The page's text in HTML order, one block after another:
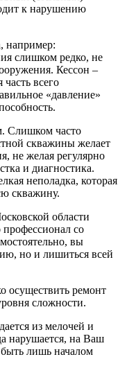
к нарушению
например:
слишком редко, не
Кессон –
всего
«давление»
Слишком часто
скважины желает
не желая регулярно
и диагностика.
неполадка, которая
скважину.
области
со
вы
но и лишиться всей
осуществить ремонт
сложности.
из мелочей и
нарушается, на Ваш
быть лишь началом